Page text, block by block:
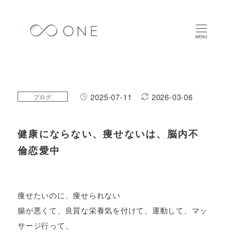
MENU
健康にならない、痩せないは、脳内不
倫恋愛中
投稿日2025-07-11 更新日2026-03-06
カテゴリー
ブログ
痩せたいのに、痩せられない
腸が悪くて、良質な栄養気を付けて、運動して、マッ
サージ行って、